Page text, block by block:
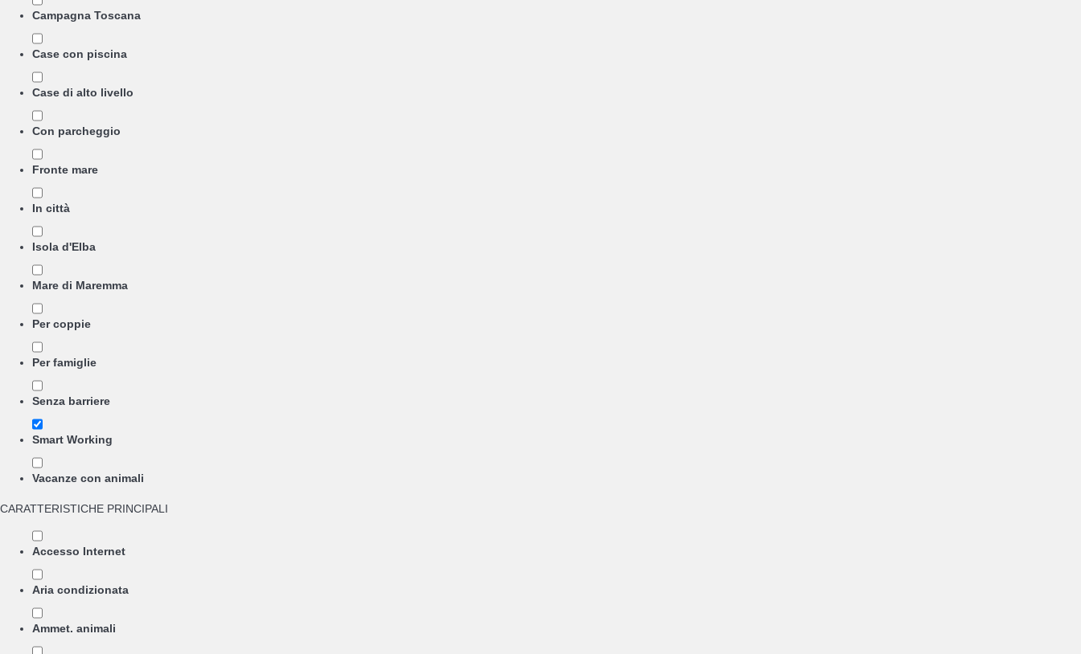
Campagna Toscana
Case con piscina
Case di alto livello
Con parcheggio
Fronte mare
In città
Isola d'Elba
Mare di Maremma
Per coppie
Per famiglie
Senza barriere
Smart Working
Vacanze con animali
CARATTERISTICHE PRINCIPALI
Accesso Internet
Aria condizionata
Ammet. animali